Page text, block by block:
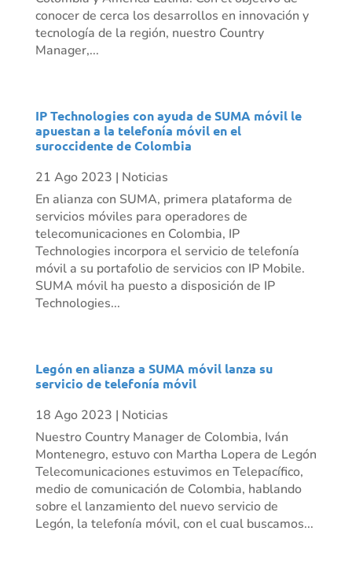
conocer de cerca los desarrollos en innovación y
tecnología de la región, nuestro Country
Manager,...
IP Technologies con ayuda de SUMA móvil le
apuestan a la telefonía móvil en el
suroccidente de Colombia
21 Ago 2023 | Noticias
En alianza con SUMA, primera plataforma de
servicios móviles para operadores de
telecomunicaciones en Colombia, IP
Technologies incorpora el servicio de telefonía
móvil a su portafolio de servicios con IP Mobile.
SUMA móvil ha puesto a disposición de IP
Technologies...
Legón en alianza a SUMA móvil lanza su
servicio de telefonía móvil
18 Ago 2023 | Noticias
Nuestro Country Manager de Colombia, Iván
Montenegro, estuvo con Martha Lopera de Legón
Telecomunicaciones estuvimos en Telepacífico,
medio de comunicación de Colombia, hablando
sobre el lanzamiento del nuevo servicio de
Legón, la telefonía móvil, con el cual buscamos...